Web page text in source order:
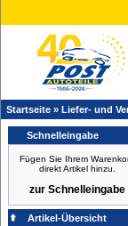
Startseite » Liefer- und
Schnelleingabe
Fügen Sie Ihrem
direkt Artikel hinzu.
zur Schnelleingabe
Artikel-Übersicht